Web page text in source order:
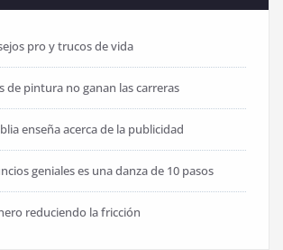
pro y trucos de vida
de pintura no ganan las carreras
enseña acerca de la publicidad
geniales es una danza de 10 pasos
reduciendo la fricción